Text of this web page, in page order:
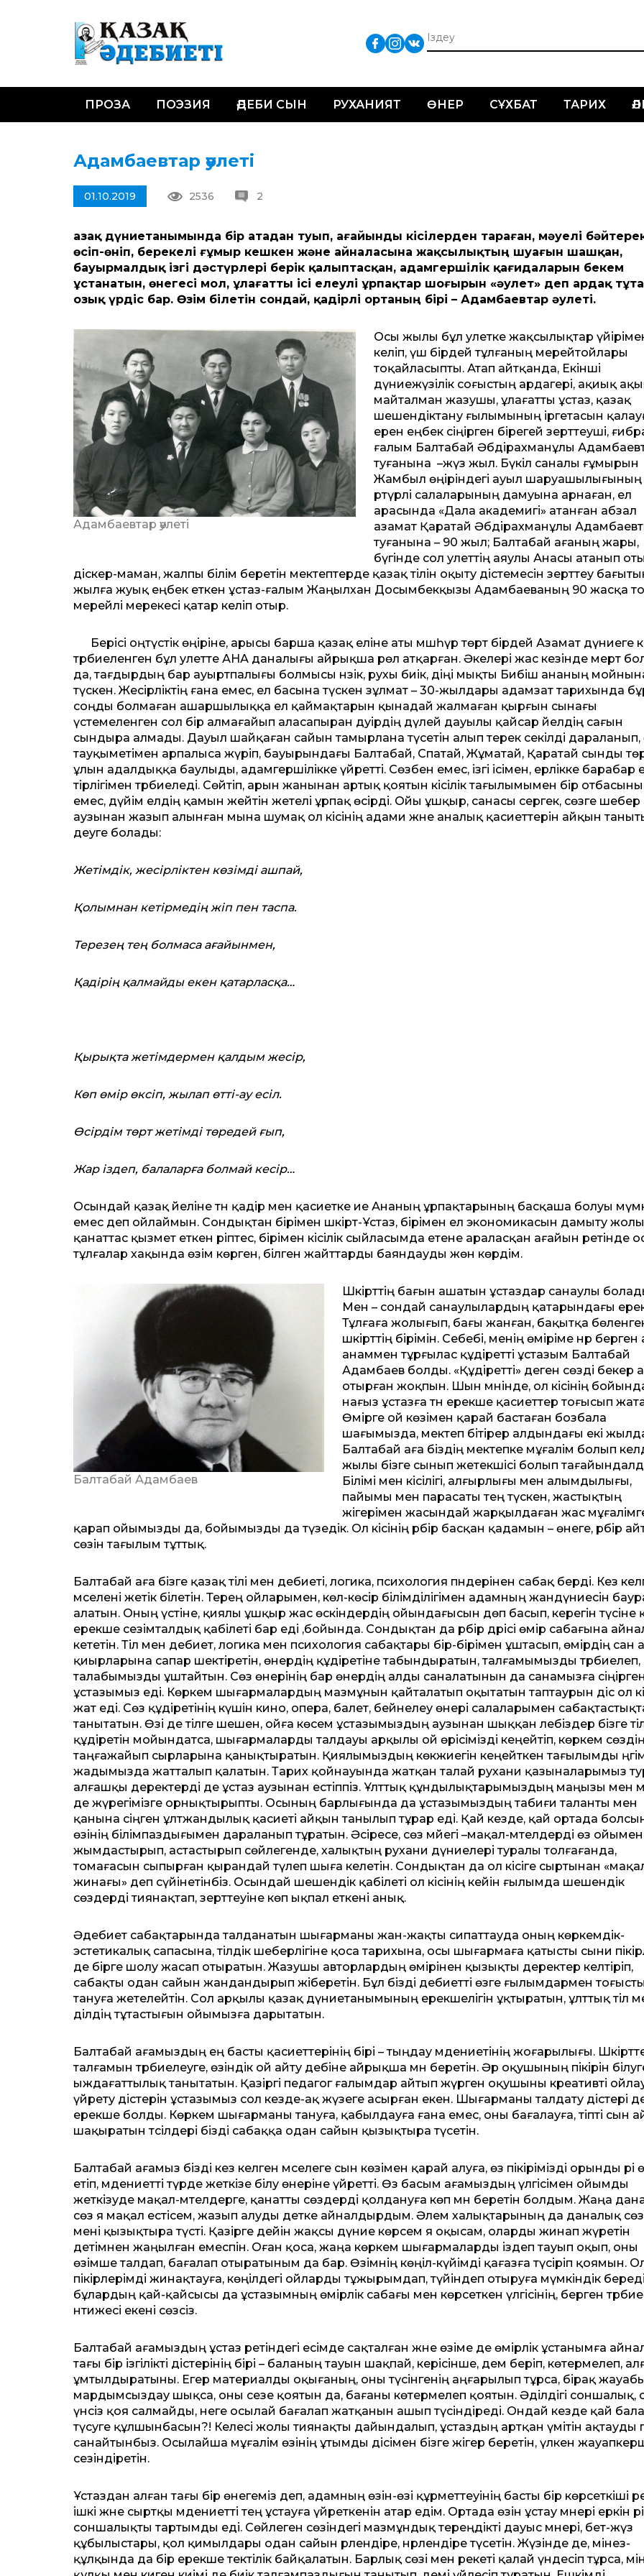
ПРОЗА ПОЭЗИЯ ӘДЕБИ СЫН РУХАНИЯТ ӨНЕР СҰХБАТ ТАРИХ
Адамбаевтар әулеті
01.10.2019 2536 2
Қазақ дүниетанымында бір атадан туып, ағайынды кісілерден тараған, мәуелі
өсіп-өніп, берекелі ғұмыр кешкен және айналасына жақсылықтың шуағын шашқан,
бауырмалдық ізгі дәстүрлері берік қалыптасқан, адамгершілік қағидаларын бекем
ұстанатын, өнегесі мол, ұлағатты ісі елеулі ұрпақтар шоғырын «әулет» деп ардақ
озық үрдіс бар. Өзім білетін сондай, қадірлі ортаның бірі – Адамбаевтар әулеті.
Адамбаевтар әулеті
Осы жылы бұл әулетке жақсылықтар
келіп, үш бірдей тұлғаның мерейтойлары
тоқайласыпты. Атап айтқанда, Екінші
дүниежүзілік соғыстың ардагері, ақиық
майталман жазушы, ұлағатты ұстаз, қазақ
шешендіктану ғылымының іргетасын
ерен еңбек сіңірген бірегей зерттеуші,
ғалым Балтабай Әбдірахманұлы
туғанына –жүз жыл. Бүкіл саналы ғұмырын
Жамбыл өңіріндегі ауыл шаруашылығының
әртүрлі салаларының дамуына арнаған, ел
арасында «Дала академигі» атанған абзал
азамат Қаратай Әбдірахманұлы
туғанына – 90 жыл; Балтабай ағаның жары,
бүгінде сол әулеттің аяулы Анасы атанып
әдіскер-маман, жалпы білім беретін мектептерде қазақ тілін оқыту әдістемесін зерттеу
жылға жуық еңбек еткен ұстаз-ғалым Жаңылхан Досымбекқызы Адамбаеваның 90 жасқа
мерейлі мерекесі қатар келіп отыр.
Берісі оңтүстік өңіріне, арысы барша қазақ еліне аты мәшһүр төрт бірдей Азамат дүниеге
тәрбиеленген бұл әулетте АНА даналығы айрықша рөл атқарған. Әкелері жас кезінде мерт
да, тағдырдың бар ауыртпалығы болмысы нәзік, рухы биік, діңі мықты Бибіш ананың
түскен. Жесірліктің ғана емес, ел басына түскен зұлмат – 30-жылдары адамзат тарихында
соңды болмаған ашаршылыққа ел қаймақтарын қынадай жалмаған қырғын сынағы
үстемеленген сол бір алмағайып аласапыран дәуірдің дүлей дауылы қайсар әйелдің сағын
сындыра алмады. Дауыл шайқаған сайын тамырлана түсетін алып терек секілді дараланып,
тауқыметімен арпалыса жүріп, бауырындағы Балтабай, Спатай, Жұматай, Қаратай сынды
ұлын адалдыққа баулыды, адамгершілікке үйретті. Сөзбен емес, ізгі ісімен, ерлікке барабар
тірлігімен тәрбиеледі. Сөйтіп, арын жанынан артық қоятын кісілік тағылымымен бір
емес, дүйім елдің қамын жейтін жетелі ұрпақ өсірді. Ойы ұшқыр, санасы сергек, сөзге шебер
аузынан жазып алынған мына шумақ ол кісінің адами және аналық қасиеттерін айқын
деуге болады:
Жетімдік, жесірліктен көзімді ашпай,
Қолымнан кетірмедің жіп пен таспа.
Терезең тең болмаса ағайынмен,
Қадірің қалмайды екен қатарласқа…
Қырықта жетімдермен қалдым жесір,
Көп өмір өксіп, жылап өтті-ау есіл.
Өсірдім төрт жетімді төредей ғып,
Жар іздеп, балаларға болмай кесір…
Осындай қазақ әйеліне тән қадір мен қасиетке ие Ананың ұрпақтарының басқаша болуы
емес деп ойлаймын. Сондықтан бірімен шәкірт-Ұстаз, бірімен ел экономикасын дамыту
қанаттас қызмет еткен әріптес, бірімен кісілік сыйласымда етене араласқан ағайын ретінде
тұлғалар хақында өзім көрген, білген жайттарды баяндауды жөн көрдім.
Балтабай Адамбаев
Шәкірттің бағын ашатын ұстаздар санаулы
Мен – сондай санаулылардың қатарындағы
Тұлғаға жолығып, бағы жанған, бақытқа
шәкірттің бірімін. Себебі, менің өміріме нәр берген
анаммен тұрғылас құдіретті ұстазым Балтабай
Адамбаев болды. «Құдіретті» деген сөзді бекер
отырған жоқпын. Шын мәнінде, ол кісінің
нағыз ұстазға тән ерекше қасиеттер тоғысып
Өмірге ой көзімен қарай бастаған бозбала
шағымызда, мектеп бітірер алдындағы екі
Балтабай аға біздің мектепке мұғалім болып
жылы бізге сынып жетекшісі болып
Білімі мен кісілігі, алғырлығы мен алымдылығы,
пайымы мен парасаты тең түскен, жастықтың
жігерімен жасындай жарқылдаған жас
қарап ойымызды да, бойымызды да түзедік. Ол кісінің әрбір басқан қадамын – өнеге, әрбір
сөзін тағылым тұттық.
Балтабай аға бізге қазақ тілі мен әдебиеті, логика, психология пәндерінен сабақ берді. Кез
мәселені жетік білетін. Терең ойларымен, көл-көсір білімділігімен адамның жандүниесін
алатын. Оның үстіне, қиялы ұшқыр жас өскіндердің ойындағысын дөп басып, керегін түсіне
ерекше сезімталдық қабілеті бар еді ,бойында. Сондықтан да әрбір дәрісі өмір сабағына
кететін. Тіл мен әдебиет, логика мен психология сабақтары бір-бірімен ұштасып, өмірдің сан
қиырларына сапар шектіретін, өнердің құдіретіне табындыратын, талғамымызды тәрбиелеп,
талабымызды ұштайтын. Сөз өнерінің бар өнердің алды саналатынын да санамызға
ұстазымыз еді. Көркем шығармалардың мазмұнын қайталатып оқытатын таптаурын әдіс ол
жат еді. Сөз құдіретінің күшін кино, опера, балет, бейнелеу өнері салаларымен
танытатын. Өзі де тілге шешен, ойға көсем ұстазымыздың аузынан шыққан лебіздер бізге
құдіретін мойындатса, шығармаларды талдауы арқылы ой өрісімізді кеңейтіп, көркем
таңғажайып сырларына қанықтыратын. Қиялымыздың көкжиегін кеңейткен тағылымды
жадымызда жатталып қалатын. Тарих қойнауында жатқан талай рухани қазыналарымыз
алғашқы деректерді де ұстаз аузынан естіппіз. Ұлттық құндылықтарымыздың маңызы мен
де жүрегімізге орнықтырыпты. Осының барлығында да ұстазымыздың табиғи таланты мен
қанына сіңген ұлтжандылық қасиеті айқын танылып тұрар еді. Қай кезде, қай ортада
өзінің білімпаздығымен дараланып тұратын. Әсіресе, сөз мәйегі –мақал-мәтелдерді өз ойымен
жымдастырып, астастырып сөйлегенде, халықтың рухани дүниелері туралы толғағанда,
томағасын сыпырған қырандай түлеп шыға келетін. Сондықтан да ол кісіге сыртынан
жинағы» деп сүйінетінбіз. Осындай шешендік қабілеті ол кісінің кейін ғылымда шешендік
сөздерді тиянақтап, зерттеуіне көп ықпал еткені анық.
Әдебиет сабақтарында талданатын шығарманы жан-жақты сипаттауда оның көркемдік-
эстетикалық сапасына, тілдік шеберлігіне қоса тарихына, осы шығармаға қатысты сыни
де бірге шолу жасап отыратын. Жазушы авторлардың өмірінен қызықты деректер келтіріп,
сабақты одан сайын жандандырып жіберетін. Бұл бізді әдебиетті өзге ғылымдармен
тануға жетелейтін. Сол арқылы қазақ дүниета­нымының ерекшелігін ұқтыратын, ұлт­тық тіл
ділдің тұтастығын ойымызға дарытатын.
Балтабай ағамыздың ең басты қасиет­терінің бірі – тыңдау мәдениетінің жоға­рылығы.
талғамын тәрбие­леуге, өзіндік ой айту әдебіне айрықша мән беретін. Әр оқушының пікірін
ыждағаттылық танытатын. Қазіргі педагог ғалымдар айтып жүрген оқушыны креативті
үйрету әдістерін ұстазымыз сол кезде-ақ жүзеге асырған екен. Шығарманы талдату әдістері
ерекше болды. Көркем шығарманы тануға, қабылдауға ғана емес, оны бағалауға, тіпті сын
шақыратын тәсілдері бізді сабаққа одан сайын қызықтыра түсетін.
Балтабай ағамыз бізді кез келген мәселеге сын көзімен қарай алуға, өз пікірімізді орынды әрі
етіп, мәдениетті түрде жеткізе білу өнеріне үйретті. Өз басым ағамыздың үлгісімен ойымды
жеткізуде мақал-мәтелдерге, қанатты сөздерді қолдануға көп мән беретін болдым. Жаңа
сөз я мақал естісем, жазып алуды әдетке айналдырдым. Әлем халықтарының да даналық
мені қызықтыра түсті. Қазірге дейін жақсы дүние көрсем я оқысам, оларды жинап жүретін
әдетімнен жаңылған емеспін. Оған қоса, жаңа көркем шығармаларды іздеп тауып оқып, оны
өзімше талдап, бағалап отыратыным да бар. Өзімнің көңіл-күйімді қағазға түсіріп қоямын.
пікірлерімді жинақтауға, көңілдегі ойларды тұжырымдап, түйіндеп отыруға мүмкіндік
бұлардың қай-қайсысы да ұстазымның өмірлік сабағы мен көрсеткен үлгісінің, берген
нәтижесі екені сөзсіз.
Балтабай ағамыздың ұстаз ретіндегі есімде сақталған және өзіме де өмірлік ұстанымға
тағы бір ізгілікті әдістерінің бірі ­­– баланың тауын шақпай, керісінше, дем беріп, көтермелеп,
ұмтылдыратыны. Егер материалды оқығаның, оны түсінгенің аңғарылып тұрса, бірақ
мардымсыздау шықса, оны сезе қоятын да, бағаны көтермелеп қоятын. Әділдігі соншалық,
үнсіз қоя салмайды, неге осылай бағалап жатқанын ашып түсіндіреді. Ондай кезде қай
түсуге құлшынбасын?! Келесі жолы тиянақты дайындалып, ұстаздың артқан үмітін ақтауды
санайтынбыз. Осылайша мұғалім өзінің ұтымды әдісімен бізге жігер беретін, үлкен
сезіндіретін.
Ұстаздан алған тағы бір өнегеміз деп, адамның өзін-өзі құрметтеуінің басты бір көрсеткіші
ішкі және сыртқы мәдениетті тең ұстауға үйреткенін атар едім. Ортада өзін ұстау мәнері еркін әрі
соншалықты тартымды еді. Сөйлеген сөзіндегі мазмұндық тереңдікті дауыс мәнері, бет-жүз
құбылыстары, қол қимылдары одан сайын әрлендіре, нәрлендіре түсетін. Жүзінде де, мінез-
құлқында да бір ерекше тектілік байқалатын. Барлық сөзі мен әрекеті қалай үндесіп тұрса,